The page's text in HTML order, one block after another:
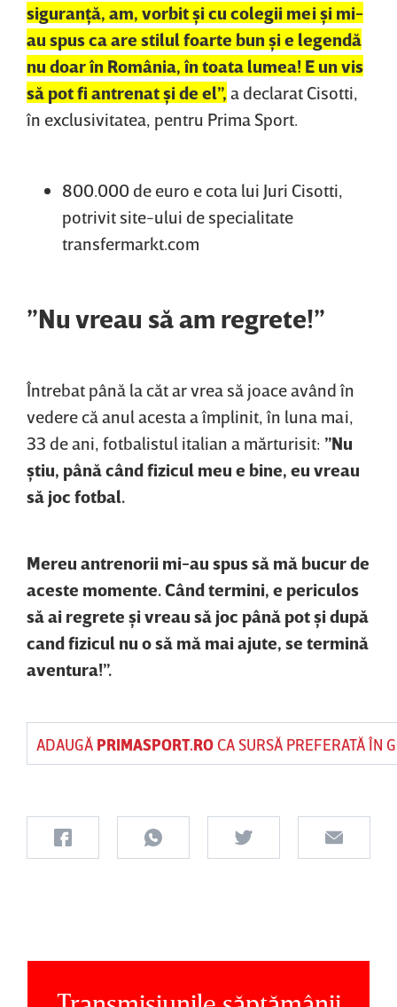
siguranţă, am, vorbit şi cu colegii mei şi mi-
au spus ca are stilul foarte bun şi e legendă
nu doar în România, în toata lumea! E un vis
să pot fi antrenat şi de el”, a declarat Cisotti,
în exclusivitatea, pentru Prima Sport.
800.000 de euro e cota lui Juri Cisotti,
potrivit site-ului de specialitate
transfermarkt.com
”Nu vreau să am regrete!”
Întrebat până la căt ar vrea să joace având în
vedere că anul acesta a împlinit, în luna mai,
33 de ani, fotbalistul italian a mărturisit: ”Nu
ştiu, până când fizicul meu e bine, eu vreau
să joc fotbal.
Mereu antrenorii mi-au spus să mă bucur de
aceste momente. Când termini, e periculos
să ai regrete şi vreau să joc până pot şi după
cand fizicul nu o să mă mai ajute, se termină
aventura!”.
ADAUGĂ PRIMASPORT.ROCA SURSĂ PREFERATĂ ÎN